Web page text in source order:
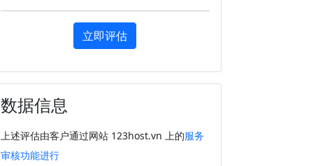
立即评估
数据信息
上述评估由客户通过网站 123host.vn 上的服务
审核功能进行